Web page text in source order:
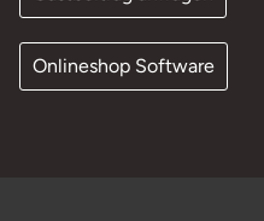
Onlineshop Software